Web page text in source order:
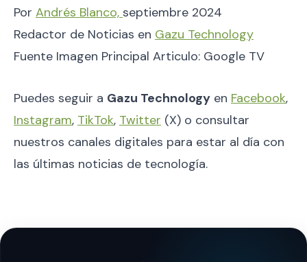
Por Andrés Blanco, septiembre 2024
Redactor de Noticias en Gazu Technology
Fuente Imagen Principal Articulo: Google TV
Puedes seguir a Gazu Technology en Facebook,
Instagram, TikTok, Twitter (X) o consultar
nuestros canales digitales para estar al día con
las últimas noticias de tecnología.